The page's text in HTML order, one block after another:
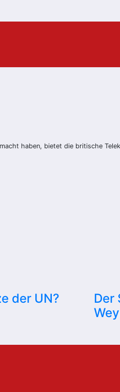
haben, bietet die britische
der UN?
Der